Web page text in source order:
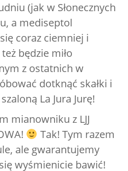
(jak w Słonecznych
a mediseptol
coraz ciemniej i
będzie miło
z ostatnich w
dotknąć skałki i
La Jura Jurę!
mianowniku z LJJ
Tak! Tym razem
ale gwarantujemy
wyśmienicie bawić!